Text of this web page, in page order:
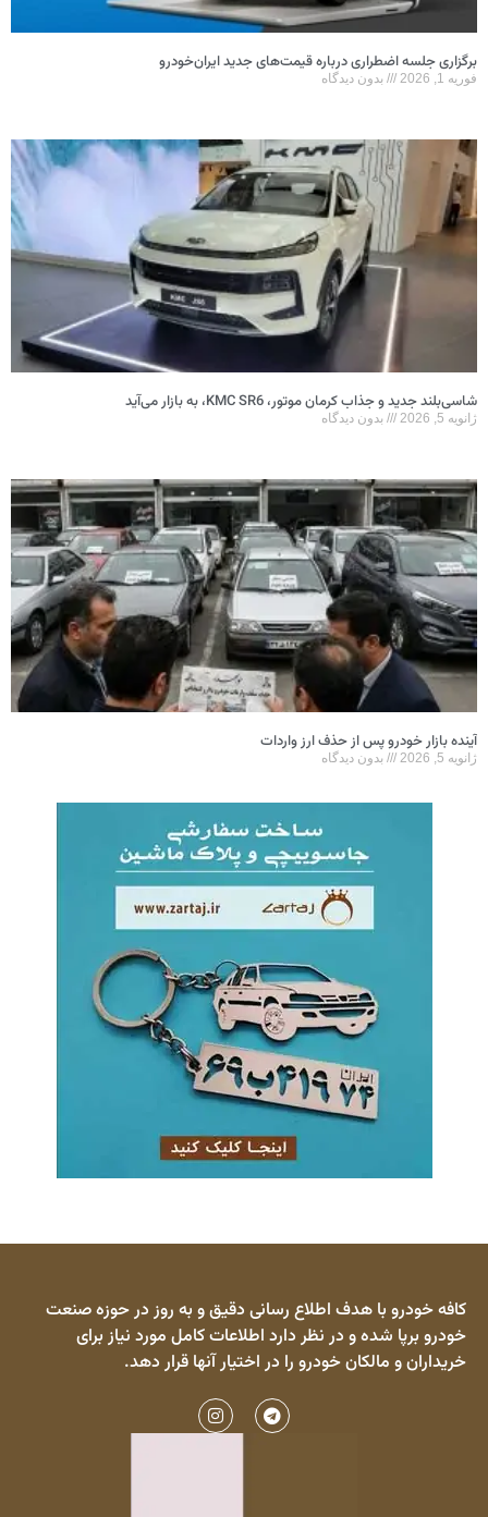
برگزاری جلسه اضطراری درباره قیمت‌های جدید ایران‌خودرو
فوریه 1, 2026 بدون دیدگاه
شاسی‌بلند جدید و جذاب کرمان موتور، KMC SR6، به بازار می‌آید
ژانویه 5, 2026 بدون دیدگاه
آینده بازار خودرو پس از حذف ارز واردات
ژانویه 5, 2026 بدون دیدگاه
کافه خودرو با هدف اطلاع رسانی دقیق و به روز در حوزه صنعت
خودرو برپا شده و در نظر دارد اطلاعات کامل مورد نیاز برای
خریداران و مالکان خودرو را در اختیار آنها قرار دهد.